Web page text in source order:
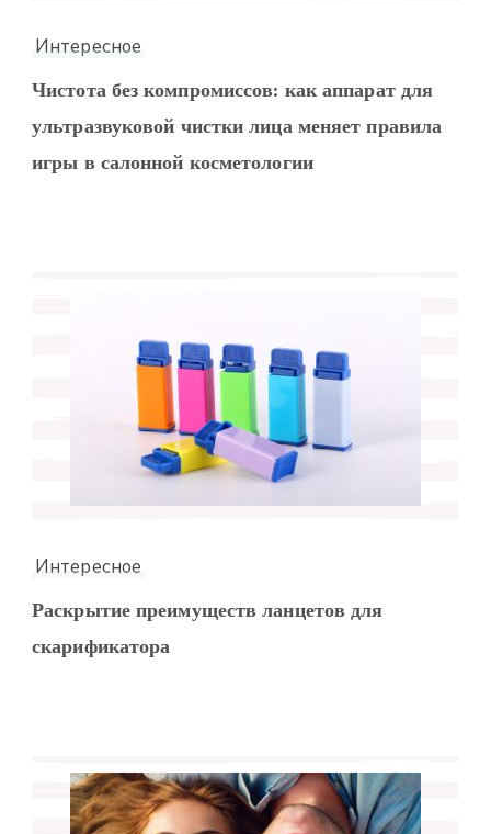
Интересное
Чистота без компромиссов: как аппарат для
ультразвуковой чистки лица меняет правила
игры в салонной косметологии
Интересное
Раскрытие преимуществ ланцетов для
скарификатора